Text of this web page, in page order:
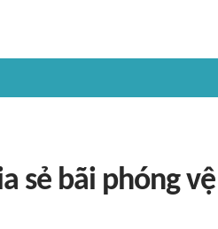
sẻ bãi phóng vệ